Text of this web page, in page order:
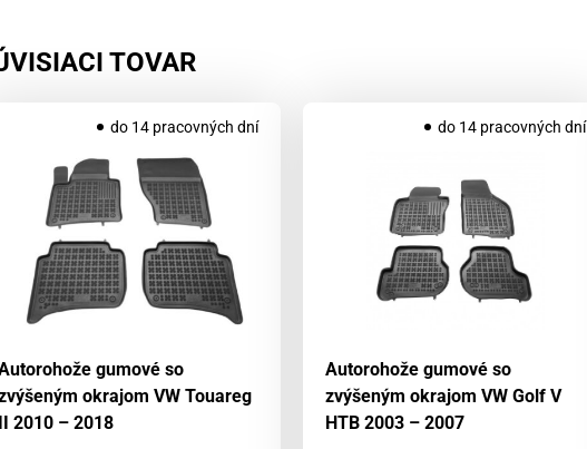
TOVAR
do 14 pracovných dní
gumové so
okrajom VW Touareg
2010 – 2018
do 14 pracovných dní
Autorohože gumové so
zvýšeným okrajom VW Golf V
HTB 2003 – 2007